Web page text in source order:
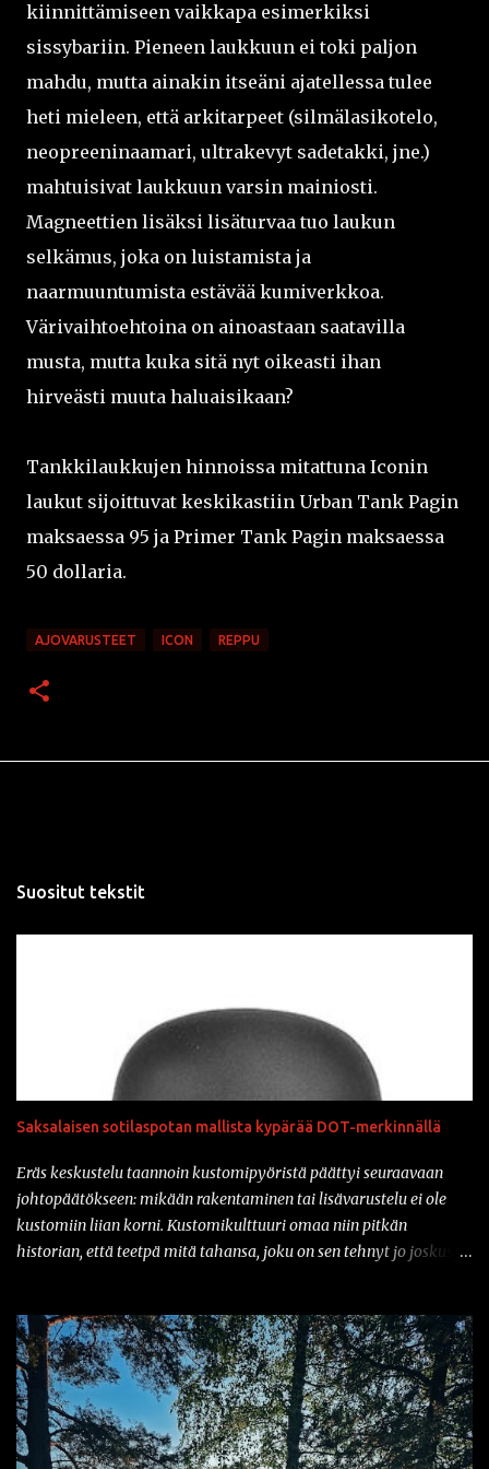
kiinnittämiseen vaikkapa esimerkiksi
sissybariin. Pieneen laukkuun ei toki paljon
mahdu, mutta ainakin itseäni ajatellessa tulee
heti mieleen, että arkitarpeet (silmälasikotelo,
neopreeninaamari, ultrakevyt sadetakki, jne.)
mahtuisivat laukkuun varsin mainiosti.
Magneettien lisäksi lisäturvaa tuo laukun
selkämus, joka on luistamista ja
naarmuuntumista estävää kumiverkkoa.
Värivaihtoehtoina on ainoastaan saatavilla
musta, mutta kuka sitä nyt oikeasti ihan
hirveästi muuta haluaisikaan?
Tankkilaukkujen hinnoissa mitattuna Iconin
laukut sijoittuvat keskikastiin Urban Tank Pagin
maksaessa 95 ja Primer Tank Pagin maksaessa
50 dollaria.
AJOVARUSTEET ICON REPPU
Suositut tekstit
Saksalaisen sotilaspotan mallista kypärää DOT-merkinnällä
Eräs keskustelu taannoin kustomipyöristä päättyi seuraavaan
johtopäätökseen: mikään rakentaminen tai lisävarustelu ei ole
kustomiin liian korni. Kustomikulttuuri omaa niin pitkän
historian, että teetpä mitä tahansa, joku on sen tehnyt jo joskus
parin vuoden sisään nähtyä mm. prätkäliivi, mikä oli päällystetty
kokonaan kaljatölkin avausklipsuilla ja muuta vastaavaa.
Natsikypärä on ollut varsinkin sarjakuvissa ja pilapiirroksissa
varsin tyypillinen päähine klisheisillä moottoripyöräkerholaisilla.
Suomessa sotilaspotassa ajaminen ei kuitenkaan ole ollut
luvallista kypärien turvastandardien takia. Mutta nyt asiaan on